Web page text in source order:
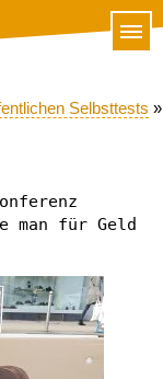
Selbsttests »
man für Geld